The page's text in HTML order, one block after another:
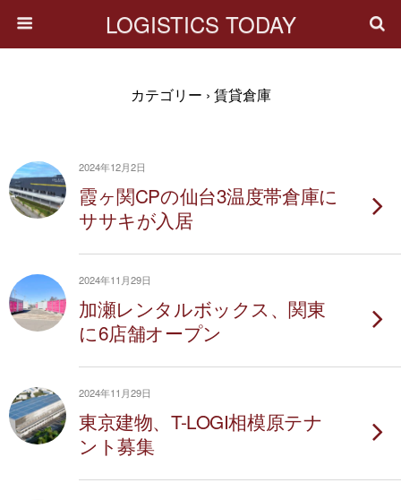
LOGISTICS TODAY
カテゴリー › 賃貸倉庫
2024年12月2日
霞ヶ関CPの仙台3温度帯倉庫に
ササキが入居
2024年11月29日
加瀬レンタルボックス、関東
に6店舗オープン
2024年11月29日
東京建物、T-LOGI相模原テナ
ント募集